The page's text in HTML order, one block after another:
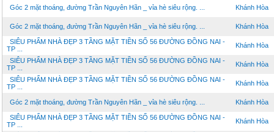
Góc 2 mặt thoáng, đường Trần Nguyên Hãn _ vỉa hè siêu rộng. ... Khánh Hòa
Góc 2 mặt thoáng, đường Trần Nguyên Hãn _ vỉa hè siêu rộng. ... Khánh Hòa
SIÊU PHẨM NHÀ ĐẸP 3 TẦNG MẶT TIỀN SỐ 56 ĐƯỜNG ĐỒNG NAI -
TP ...
Khánh Hòa
SIÊU PHẨM NHÀ ĐẸP 3 TẦNG MẶT TIỀN SỐ 56 ĐƯỜNG ĐỒNG NAI -
TP ...
Khánh Hòa
SIÊU PHẨM NHÀ ĐẸP 3 TẦNG MẶT TIỀN SỐ 56 ĐƯỜNG ĐỒNG NAI -
TP ...
Khánh Hòa
Góc 2 mặt thoáng, đường Trần Nguyên Hãn _ vỉa hè siêu rộng. ... Khánh Hòa
SIÊU PHẨM NHÀ ĐẸP 3 TẦNG MẶT TIỀN SỐ 56 ĐƯỜNG ĐỒNG NAI -
TP ...
Khánh Hòa